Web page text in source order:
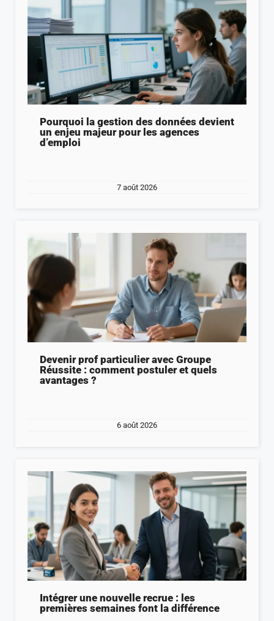
Pourquoi la gestion des données devient
un enjeu majeur pour les agences
d’emploi
7 août 2026
Devenir prof particulier avec Groupe
Réussite : comment postuler et quels
avantages ?
6 août 2026
Intégrer une nouvelle recrue : les
premières semaines font la différence